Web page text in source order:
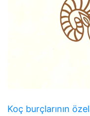
Koç burçlarının